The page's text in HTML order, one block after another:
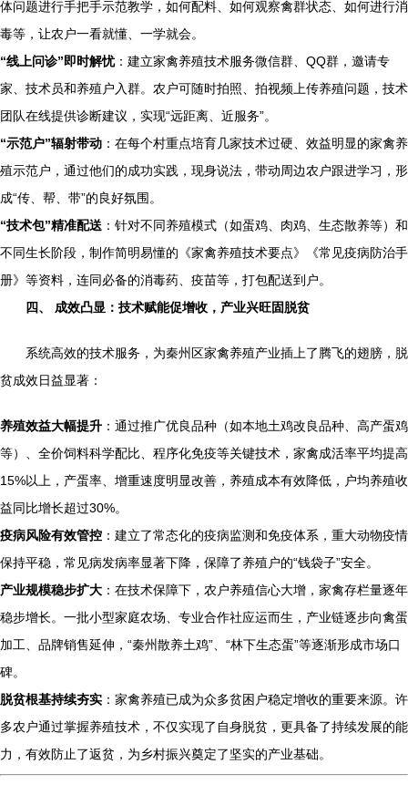
体问题进行手把手示范教学，如何配料、如何观察禽群状态、如何进行消
毒等，让农户一看就懂、一学就会。
“线上问诊”即时解忧：建立家禽养殖技术服务微信群、QQ群，邀请专
家、技术员和养殖户入群。农户可随时拍照、拍视频上传养殖问题，技术
团队在线提供诊断建议，实现“远距离、近服务”。
“示范户”辐射带动 ：在每个村重点培育几家技术过硬、效益明显的家禽养
殖示范户，通过他们的成功实践，现身说法，带动周边农户跟进学习，形
成“传、帮、带”的良好氛围。
“技术包”精准配送 ：针对不同养殖模式（如蛋鸡、肉鸡、生态散养等）和
不同生长阶段，制作简明易懂的《家禽养殖技术要点》《常见疫病防治手
册》等资料，连同必备的消毒药、疫苗等，打包配送到户。
四、 成效凸显：技术赋能促增收，产业兴旺固脱贫
系统高效的技术服务，为秦州区家禽养殖产业插上了腾飞的翅膀，脱
贫成效日益显著：
养殖效益大幅提升 ：通过推广优良品种（如本地土鸡改良品种、高产蛋鸡
等）、全价饲料科学配比、程序化免疫等关键技术，家禽成活率平均提高
15%以上，产蛋率、增重速度明显改善，养殖成本有效降低，户均养殖收
益同比增长超过30%。
疫病风险有效管控 ：建立了常态化的疫病监测和免疫体系，重大动物疫情
保持平稳，常见病发病率显著下降，保障了养殖户的“钱袋子”安全。
产业规模稳步扩大 ：在技术保障下，农户养殖信心大增，家禽存栏量逐年
稳步增长。一批小型家庭农场、专业合作社应运而生，产业链逐步向禽蛋
加工、品牌销售延伸，“秦州散养土鸡”、“林下生态蛋”等逐渐形成市场口
碑。
脱贫根基持续夯实 ：家禽养殖已成为众多贫困户稳定增收的重要来源。许
多农户通过掌握养殖技术，不仅实现了自身脱贫，更具备了持续发展的能
力，有效防止了返贫，为乡村振兴奠定了坚实的产业基础。